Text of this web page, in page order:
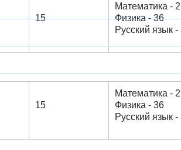
15
Математика -
Физика - 36
Русский язык -
15
Математика -
Физика - 36
Русский язык -